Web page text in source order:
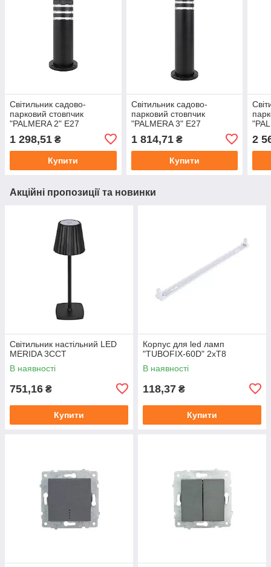
Світильник садово-
парковий стовпчик
"PALMERA 2" Е27
1 298,51 ₴
Купити
Світильник садово-
парковий стовпчик
"PALMERA 3" Е27
1 814,71₴
Купити
2
Акційні пропозиції та новинки
Світильник настільний LED
MERIDA 3CCT
В наявності
751,16 ₴
Купити
Корпус для led ламп
"TUBOFIX-60D" 2xT8
В наявності
118,37 ₴
Купити